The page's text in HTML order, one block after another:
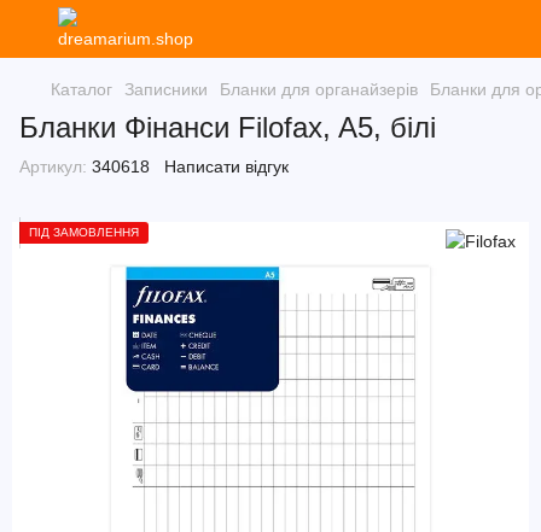
Каталог Записники Бланки для органайзерів Бланки для
Бланки Фінанси Filofax, A5, білі
Артикул: 340618 Написати відгук
ПІД ЗАМОВЛЕННЯ